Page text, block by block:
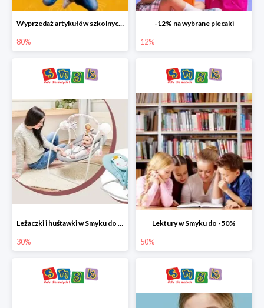
Wyprzedaż artykułów szkolnych w Smyku do -80%
80%
-12% na wybrane plecaki
12%
Leżaczki i huśtawki w Smyku do -30%
30%
Lektury w Smyku do -50%
50%